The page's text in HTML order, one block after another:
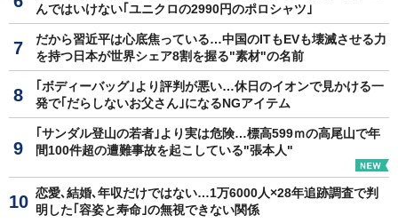
んではいけない｢ユニクロの2990円のポロシャツ｣
だから習近平は心底焦っている…中国のITもEVも壊滅させる力
を持つ日本が世界シェア8割を握る"素材"の名前
｢ボディーバッグ｣より評判が悪い…休日のイオンで見かける一
発で｢だらしないお父さん｣になるNGアイテム
｢サンダル登山の若者｣より実は危険…標高599ｍの高尾山で年
間100件超の遭難事故を起こしている"張本人"
恋愛､結婚､年収だけではない…1万6000人×28年追跡調査で判
明した｢容姿と寿命｣の無視できない関係